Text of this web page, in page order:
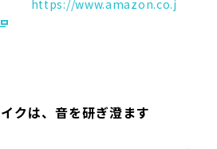
https://www.amazon.co.j
クは、音を研ぎ澄ます